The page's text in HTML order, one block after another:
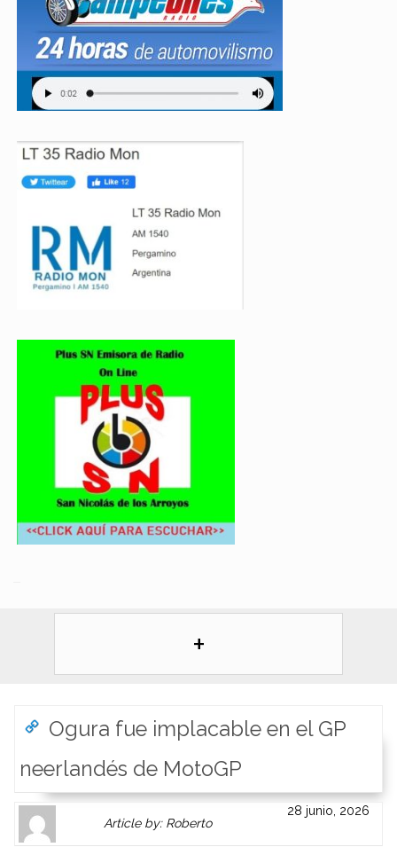
+
Ogura fue implacable en el GP
neerlandés de MotoGP
Gravatar
is
Article by: Robertolink
to
28 junio, 2026